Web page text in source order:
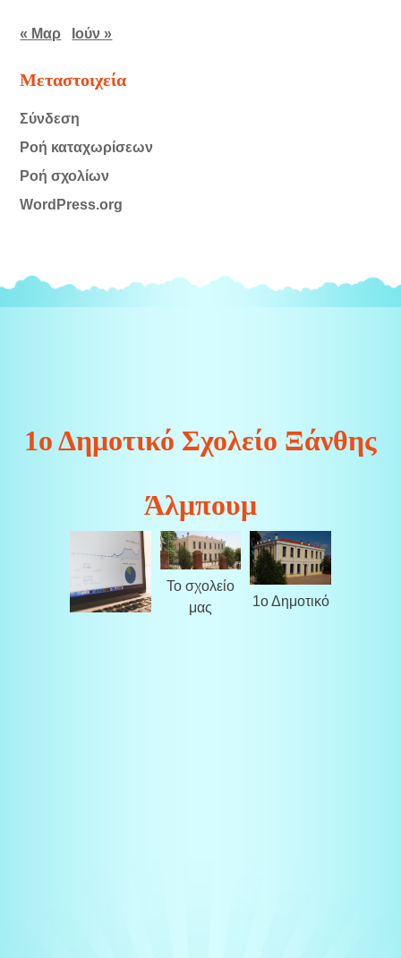
« Μαρ Ιούν »
Μεταστοιχεία
Σύνδεση
Ροή καταχωρίσεων
Ροή σχολίων
WordPress.org
1ο Δημοτικό Σχολείο Ξάνθης
Άλμπουμ
Το σχολείο
μας
1ο Δημοτικό